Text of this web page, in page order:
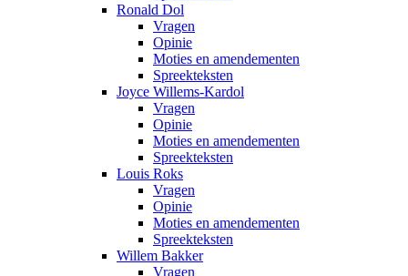
Ronald Dol
Vragen
Opinie
Moties en amendementen
Spreekteksten
Joyce Willems-Kardol
Vragen
Opinie
Moties en amendementen
Spreekteksten
Louis Roks
Vragen
Opinie
Moties en amendementen
Spreekteksten
Willem Bakker
Vragen